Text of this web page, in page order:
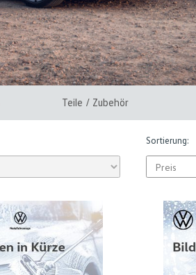
Teile / Zubehör
Sortierung: